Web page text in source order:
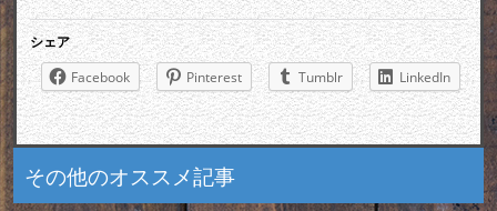
シェア
Facebook Pinterest Tumblr LinkedIn
その他のオススメ記事